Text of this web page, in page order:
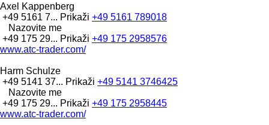
Axel Kappenberg
+49 5161 7... Prikaži +49 5161 789018
Nazovite me
+49 175 29... Prikaži +49 175 2958576
www.atc-trader.com/
Harm Schulze
+49 5141 37... Prikaži +49 5141 3746425
Nazovite me
+49 175 29... Prikaži +49 175 2958445
www.atc-trader.com/